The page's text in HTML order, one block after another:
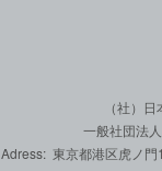
（社）
一般社団法
Adress: 東京都港区虎ノ門